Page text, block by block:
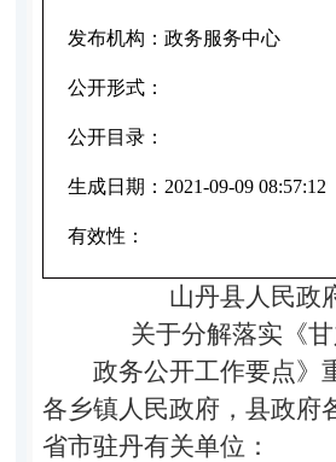
发布机构： 政务服务中心
公开形式：
公开目录：
生成日期： 2021-09-09 08:57:12
有效性：
山丹县人民政
关于分解落实《
政务公开工作要点》
各乡镇人民政府，县政府
省市驻丹有关单位：